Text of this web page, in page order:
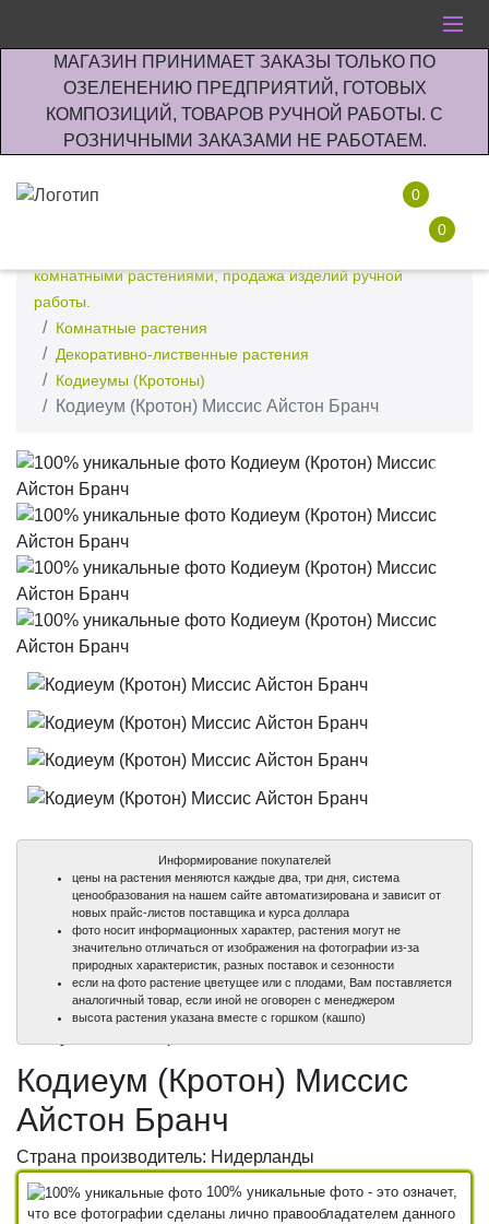
МАГАЗИН ПРИНИМАЕТ ЗАКАЗЫ ТОЛЬКО ПО
ОЗЕЛЕНЕНИЮ ПРЕДПРИЯТИЙ, ГОТОВЫХ
КОМПОЗИЦИЙ, ТОВАРОВ РУЧНОЙ РАБОТЫ. С
РОЗНИЧНЫМИ ЗАКАЗАМИ НЕ РАБОТАЕМ.
0
0
комнатными растениями, продажа изделий ручной
работы.
Комнатные растения
Декоративно-лиственные растения
Кодиеумы (Кротоны)
Кодиеум (Кротон) Миссис Айстон Бранч
100%
100%
100%
100%
Информирование покупателей
цены на растения меняются каждые два, три дня, система
ценообразования на нашем сайте автоматизирована и зависит от
новых прайс-листов поставщика и курса доллара
фото носит информационных характер, растения могут не
значительно отличаться от изображения на фотографии из-за
природных характеристик, разных поставок и сезонности
если на фото растение цветущее или с плодами, Вам поставляется
аналогичный товар, если иной не оговорен с менеджером
высота растения указана вместе с горшком (кашпо)
Кодиеум (Кротон) Миссис
Айстон Бранч
Страна производитель: Нидерланды
100% уникальные фото - это означет,
что все фотографии сделаны лично правообладателем данного